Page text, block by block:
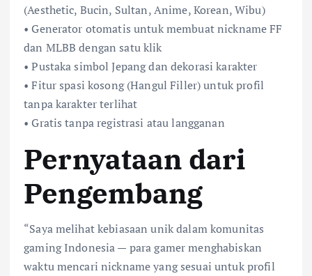
(Aesthetic, Bucin, Sultan, Anime, Korean, Wibu)
• Generator otomatis untuk membuat nickname FF
dan MLBB dengan satu klik
• Pustaka simbol Jepang dan dekorasi karakter
• Fitur spasi kosong (Hangul Filler) untuk profil
tanpa karakter terlihat
• Gratis tanpa registrasi atau langganan
Pernyataan dari
Pengembang
“Saya melihat kebiasaan unik dalam komunitas
gaming Indonesia — para gamer menghabiskan
waktu mencari nickname yang sesuai untuk profil